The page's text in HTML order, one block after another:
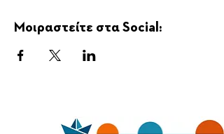
Μοιραστείτε στα Social: